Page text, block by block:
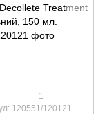
1
120551/120121